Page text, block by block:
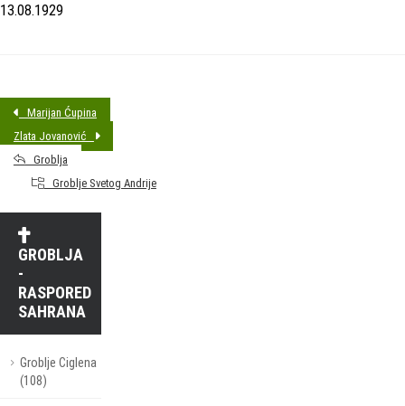
13.08.1929
Marijan Ćupina
Zlata Jovanović
Groblja
Groblje Svetog Andrije
GROBLJA
-
RASPORED
SAHRANA
Groblje Ciglena
(108)